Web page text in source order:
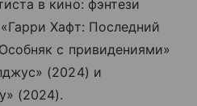
в кино: фэнтези
Хафт: Последний
с привидениями»
(2024) и
(2024).